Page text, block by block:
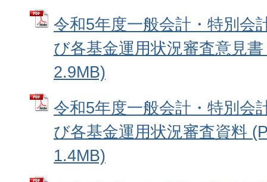
令和5年度一般会計・特別会
び各基金運用状況審査意見
2.9MB)
令和5年度一般会計・特別会
び各基金運用状況審査資料
1.4MB)